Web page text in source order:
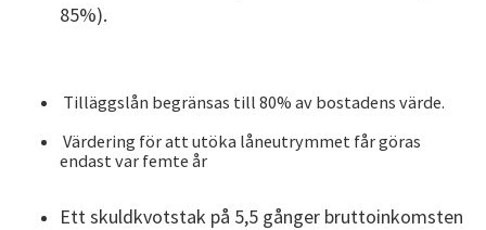
85%).
Tilläggslån begränsas till 80% av bostadens värde.
Värdering för att utöka låneutrymmet får göras
endast var femte år
Ett skuldkvotstak på 5,5 gånger bruttoinkomsten